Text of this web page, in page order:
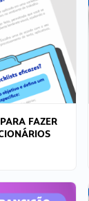
FAZER